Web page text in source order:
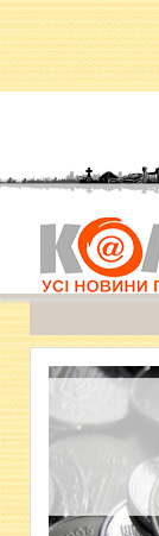
Головна »